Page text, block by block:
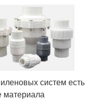
систем есть
материала